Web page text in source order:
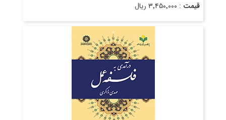
قیمت : ۳٬۴۵۰٬۰۰۰ ریال
: مهر ۱۴۰۲